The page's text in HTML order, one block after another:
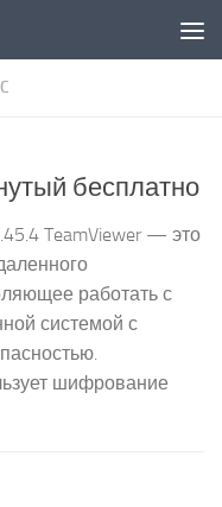
бесплатно
TeamViewer — это
работать с
системой с
шифрование